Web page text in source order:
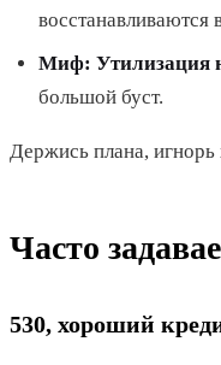
восстанавливаются
Миф: Утилизация
большой буст.
Держись плана, игнорь
Часто
530, хороший